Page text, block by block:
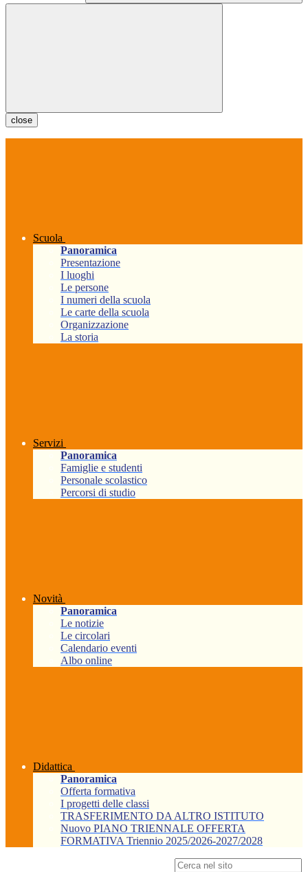
close
Scuola
Panoramica
Presentazione
I luoghi
Le persone
I numeri della scuola
Le carte della scuola
Organizzazione
La storia
Servizi
Panoramica
Famiglie e studenti
Personale scolastico
Percorsi di studio
Novità
Panoramica
Le notizie
Le circolari
Calendario eventi
Albo online
Didattica
Panoramica
Offerta formativa
I progetti delle classi
TRASFERIMENTO DA ALTRO ISTITUTO
Nuovo PIANO TRIENNALE OFFERTA
FORMATIVA Triennio 2025/2026-2027/2028